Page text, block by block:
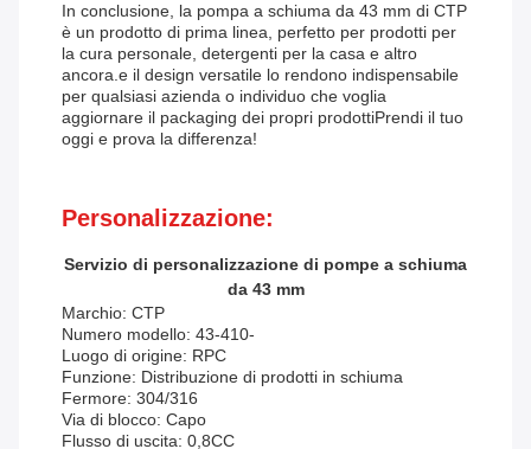
In conclusione, la pompa a schiuma da 43 mm di CTP
è un prodotto di prima linea, perfetto per prodotti per
la cura personale, detergenti per la casa e altro
ancora.e il design versatile lo rendono indispensabile
per qualsiasi azienda o individuo che voglia
aggiornare il packaging dei propri prodottiPrendi il tuo
oggi e prova la differenza!
Personalizzazione:
Servizio di personalizzazione di pompe a schiuma
da 43 mm
Marchio: CTP
Numero modello: 43-410-
Luogo di origine: RPC
Funzione: Distribuzione di prodotti in schiuma
Fermore: 304/316
Via di blocco: Capo
Flusso di uscita: 0,8CC